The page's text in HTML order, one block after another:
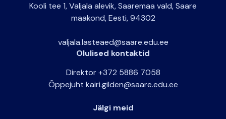
Kooli tee 1, Valjala alevik, Saaremaa vald, Saare
maakond, Eesti, 94302
valjala.lasteaed@saare.edu.ee
Olulised kontaktid
Direktor +372 5886 7058
Õppejuht kairi.gilden@saare.edu.ee
Jälgi meid